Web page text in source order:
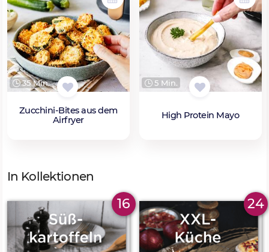
35 Min.
Zucchini-Bites aus dem
Airfryer
5 Min.
High Protein Mayo
In Kollektionen
16 24